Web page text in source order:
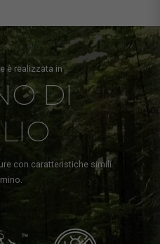
è realizzata in
DI
con caratteristiche simili